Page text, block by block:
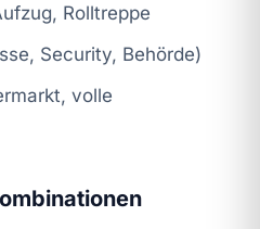
Rolltreppe
Security, Behörde)
volle